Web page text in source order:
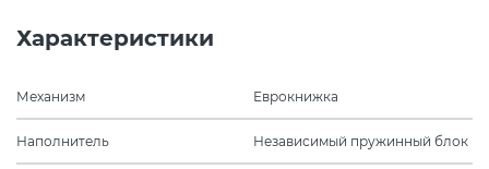
Характеристики
Механизм Еврокнижка
Наполнитель Независимый пружинный блок